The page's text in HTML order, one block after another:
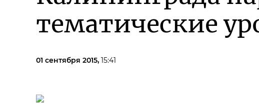
тематические
01 сентября 2015, 15:41